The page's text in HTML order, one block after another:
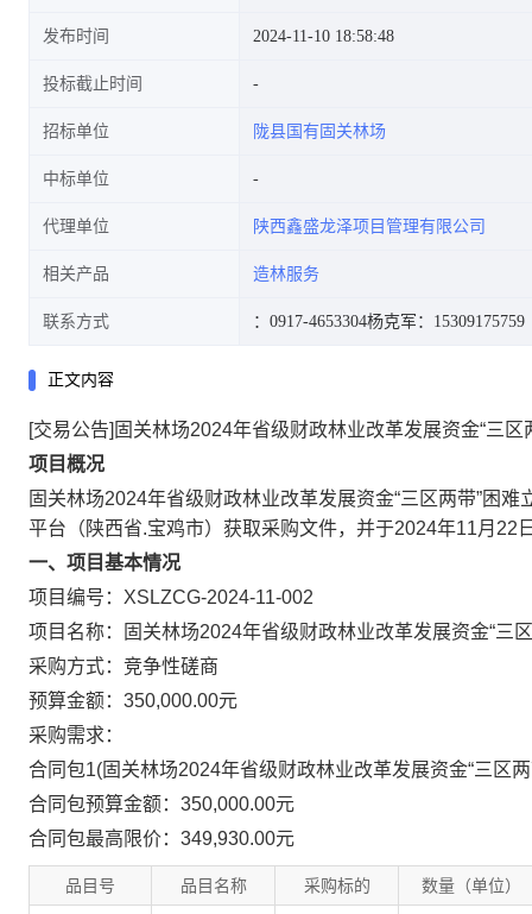
公告
发布时间 2024-11-10 18:58:48
投标截止时间
招标单位 陇县国有固关林场
中标单位
代理单位 陕西鑫盛龙泽项目管理有限公司
相关产品 造林服务
联系方式 ：0917-4653304杨克军：15309175759
正文内容
[交易公告]固关林场2024年省级财政林业改革发展资金“三
项目概况
固关林场2024年省级财政林业改革发展资金“三区两带”困难
平台（陕西省.宝鸡市） 获取采购文件，并于2024年11月22
一、项目基本情况
项目编号：XSLZCG-2024-11-002
项目名称：固关林场2024年省级财政林业改革发展资金“三
采购方式：竞争性磋商
预算金额：350,000.00元
采购需求：
合同包1(固关林场2024年省级财政林业改革发展资金“三区
合同包预算金额： 350,000.00元
合同包最高限价： 349,930.00元
品目号 品目名称 采购标的 数量（单位）